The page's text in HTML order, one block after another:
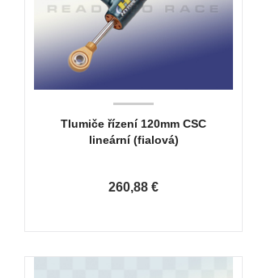
Tlumiče řízení 120mm CSC
lineární (fialová)
260,88 €